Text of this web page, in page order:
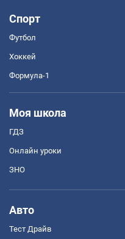
Спорт
Футбол
Хоккей
Формула-1
Моя школа
ГДЗ
Онлайн уроки
ЗНО
Авто
Тест Драйв